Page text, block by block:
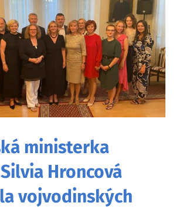
ministerka
Hroncová
vojvodinských